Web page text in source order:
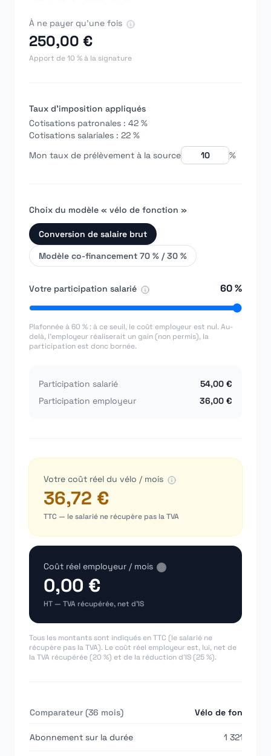
À ne payer qu'une fois
250,00 €
Apport de 10 % à la signature
Taux d'imposition appliqués
Cotisations patronales : 42 %
Cotisations salariales : 22 %
Mon taux de prélèvement à la source
%
Choix du modèle « vélo de fonction »
Conversion de salaire brut
Modèle co-financement 70 % / 30 %
Votre participation salarié 60 %
Plafonnée à60 % : à ce seuil, le coût employeur est nul. Au-
delà, l'employeur réaliserait un gain (non permis), la
participation est donc bornée.
Participation salarié
54,00 €
Participation employeur
36,00 €
Votre coût réel du vélo / mois
36,72 €
TTC — le salarié ne récupère pas la TVA
Coût réel employeur / mois
0,00 €
HT — TVA récupérée, net d'IS
Tous les montants sont indiqués en TTC (le salarié ne
récupère pas la TVA). Le coût réel employeur est, lui, net de
la TVA récupérée (20 %) et de la réduction d'IS (25 %).
Comparateur (36 mois) Vélo de fonction
Abonnement sur la durée 1 321,92 €